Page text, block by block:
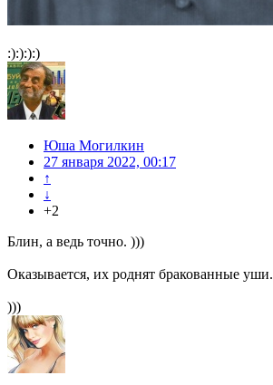
:):):):)
Юша Могилкин
27 января 2022, 00:17
↑
↓
+2
Блин, а ведь точно. )))
Оказывается, их роднят бракованные уши.
)))